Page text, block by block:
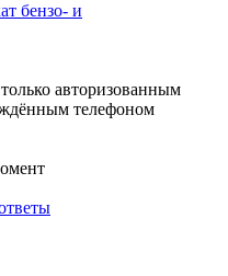
бензо- и
авторизованным
телефоном